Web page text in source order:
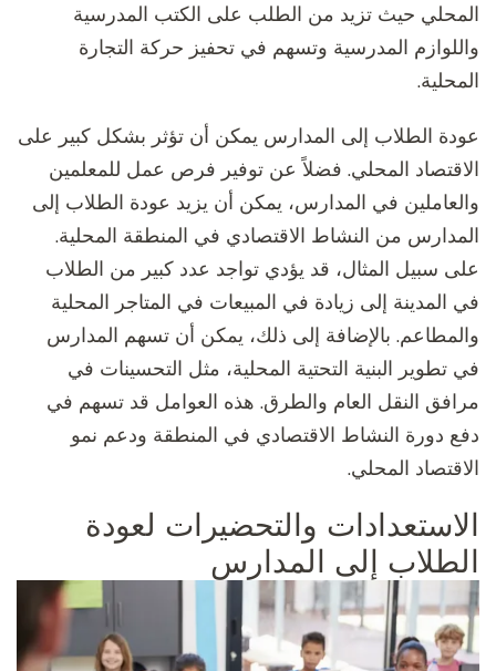
المحلي حيث تزيد من الطلب على الكتب المدرسية
واللوازم المدرسية وتسهم في تحفيز حركة التجارة
المحلية.
عودة الطلاب إلى المدارس يمكن أن تؤثر بشكل كبير على
الاقتصاد المحلي. فضلاً عن توفير فرص عمل للمعلمين
والعاملين في المدارس، يمكن أن يزيد عودة الطلاب إلى
المدارس من النشاط الاقتصادي في المنطقة المحلية.
على سبيل المثال، قد يؤدي تواجد عدد كبير من الطلاب
في المدينة إلى زيادة في المبيعات في المتاجر المحلية
والمطاعم. بالإضافة إلى ذلك، يمكن أن تسهم المدارس
في تطوير البنية التحتية المحلية، مثل التحسينات في
مرافق النقل العام والطرق. هذه العوامل قد تسهم في
دفع دورة النشاط الاقتصادي في المنطقة ودعم نمو
الاقتصاد المحلي.
الاستعدادات والتحضيرات لعودة
الطلاب إلى المدارس